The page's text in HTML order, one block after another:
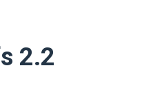
2.2